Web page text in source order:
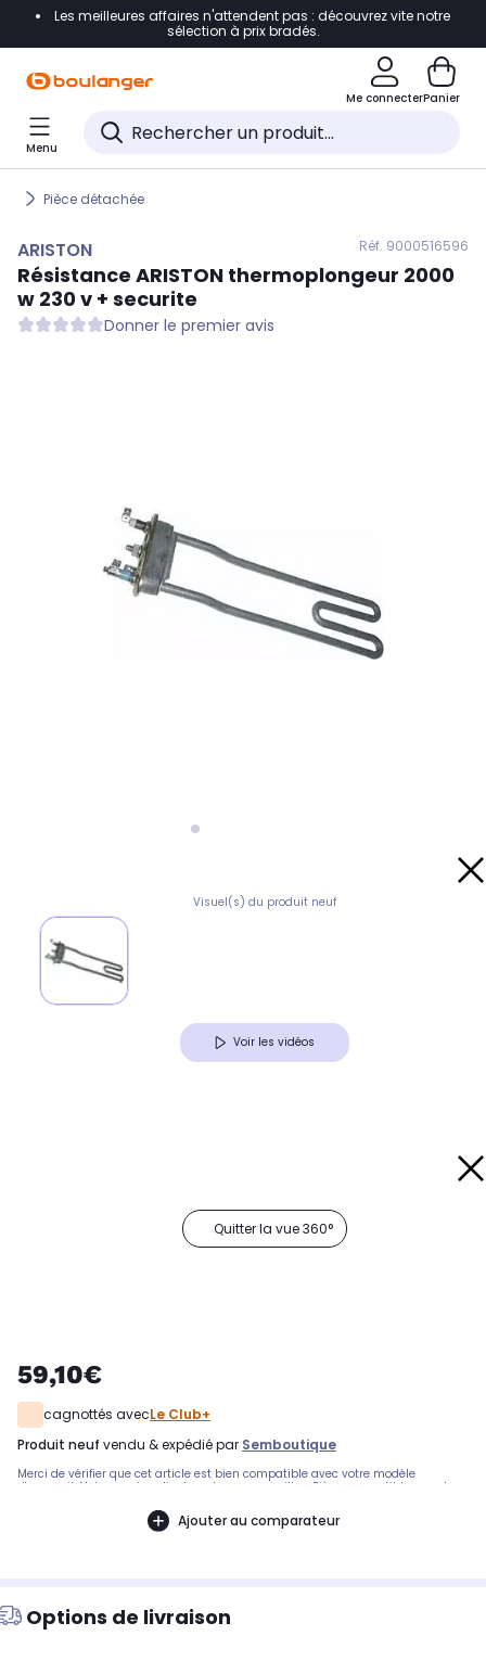
Accéder directement à la navigation
Accéder directement au pied de page
Accéder directement au chatbot
Les meilleures affaires n'attendent pas : découvrez vite notre
sélection à prix bradés.
Me connecterPanier
Menu
Pièce détachée
ARISTON Réf. 9000516596
Résistance ARISTON thermoplongeur 2000
w 230 v + securite
Donner le premier avis
Visuel(s) du produit neuf
Voir les vidéos
Quitter la vue 360°
59,10€
cagnottés avecLe Club+
produit neuf vendu & expédié par Semboutique
Merci de vérifier que cet article est bien compatible avec votre modèle
d'appareil. Notre service client peut vous conseiller. .Pièce compatible avec les
TX90, ATL53BRANDT: 855TVA - 0110607JAjouter au comparateur
Options de livraison